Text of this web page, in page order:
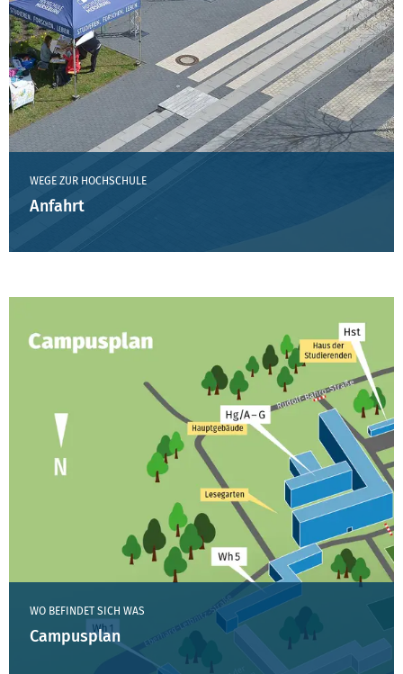
WEGE ZUR HOCHSCHULE
Anfahrt
WO BEFINDET SICH WAS
Campusplan